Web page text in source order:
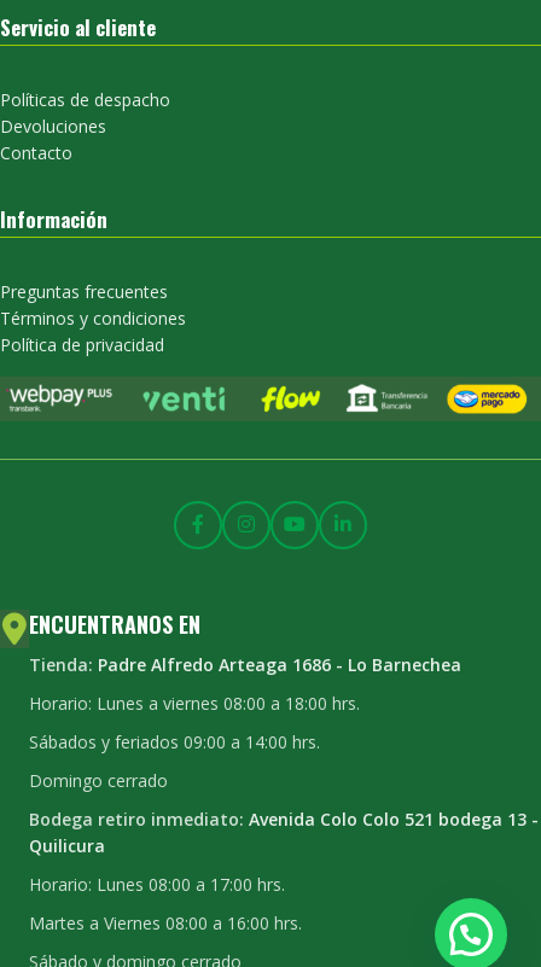
Servicio al cliente
Políticas de despacho
Devoluciones
Contacto
Información
Preguntas frecuentes
Términos y condiciones
Política de privacidad
ENCUENTRANOS EN
Tienda: Padre Alfredo Arteaga 1686 - Lo Barnechea
Horario: Lunes a viernes 08:00 a 18:00 hrs.
Sábados y feriados 09:00 a 14:00 hrs.
Domingo cerrado
Bodega retiro inmediato: Avenida Colo Colo 521 bodega 13 -
Quilicura
Horario: Lunes 08:00 a 17:00 hrs.
Martes a Viernes 08:00 a 16:00 hrs.
Sábado y domingo cerrado